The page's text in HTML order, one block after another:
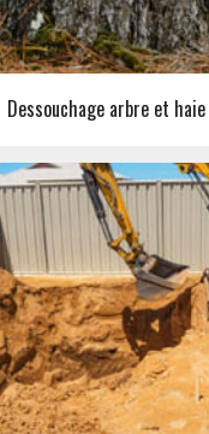
Dessouchage arbre et